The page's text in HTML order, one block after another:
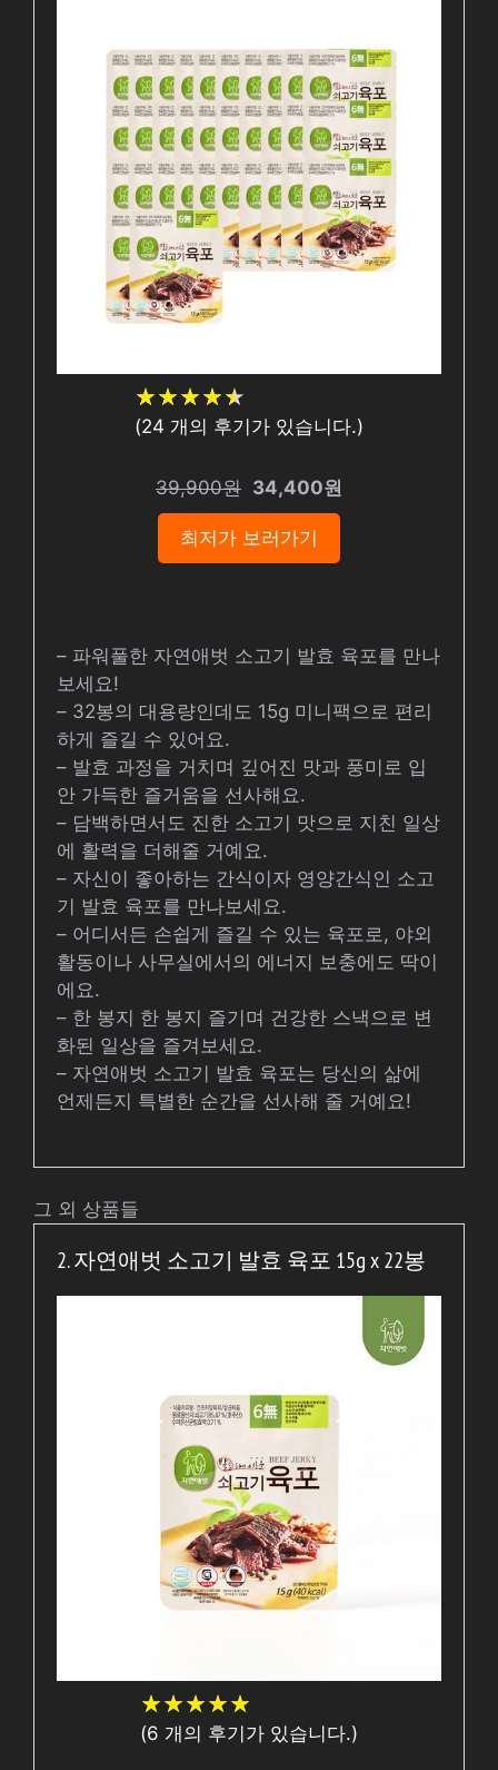
★★★★★
★★★★★
(24 개의 후기가 있습니다.)
39,900원 34,400원
최저가 보러가기
– 파워풀한 자연애벗 소고기 발효 육포를 만나
보세요!
– 32봉의 대용량인데도 15g 미니팩으로 편리
하게 즐길 수 있어요.
– 발효 과정을 거치며 깊어진 맛과 풍미로 입
안 가득한 즐거움을 선사해요.
– 담백하면서도 진한 소고기 맛으로 지친 일상
에 활력을 더해줄 거예요.
– 자신이 좋아하는 간식이자 영양간식인 소고
기 발효 육포를 만나보세요.
– 어디서든 손쉽게 즐길 수 있는 육포로, 야외
활동이나 사무실에서의 에너지 보충에도 딱이
에요.
– 한 봉지 한 봉지 즐기며 건강한 스낵으로 변
화된 일상을 즐겨보세요.
– 자연애벗 소고기 발효 육포는 당신의 삶에
언제든지 특별한 순간을 선사해 줄 거예요!
그 외 상품들
2. 자연애벗 소고기 발효 육포 15g x 22봉
★★★★★
★★★★★
(6 개의 후기가 있습니다.)